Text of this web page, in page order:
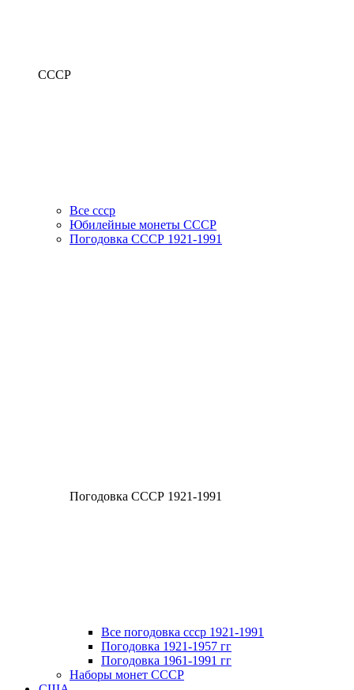
СССР
Все ссср
Юбилейные монеты СССР
Погодовка СССР 1921-1991
Погодовка СССР 1921-1991
Все погодовка ссср 1921-1991
Погодовка 1921-1957 гг
Погодовка 1961-1991 гг
Наборы монет СССР